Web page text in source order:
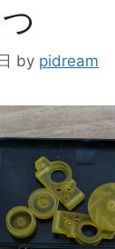
by pidream